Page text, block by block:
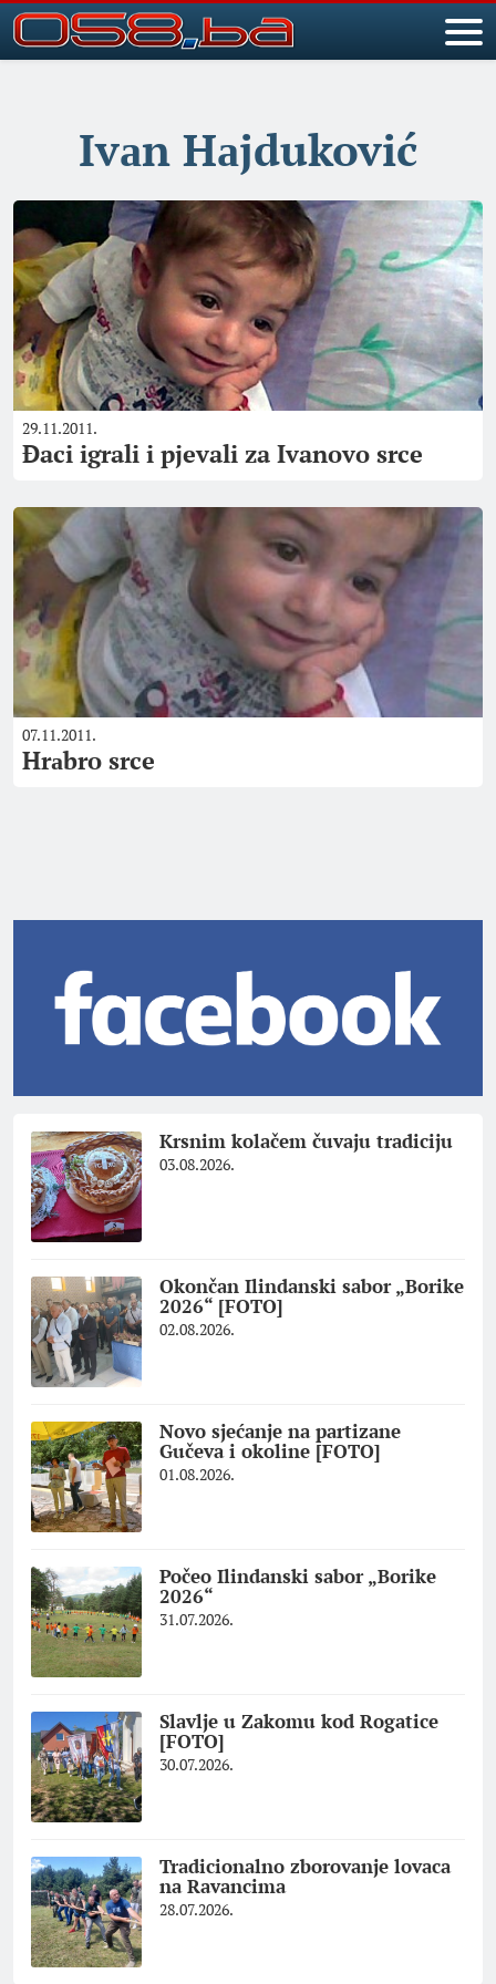
Ivаn Hаjduković
29.11.2011.
Đaci igrali i pjevali za Ivanovo srce
07.11.2011.
Hrаbro srce
Krsnim kolačem čuvaju tradiciju
03.08.2026.
Okončan Ilindanski sabor „Borike
2026“ [FOTO]
02.08.2026.
Novo sjećanje na partizane
Gučeva i okoline [FOTO]
01.08.2026.
Počeo Ilindanski sabor „Borike
2026“
31.07.2026.
Slavlje u Zakomu kod Rogatice
[FOTO]
30.07.2026.
Tradicionalno zborovanje lovaca
na Ravancima
28.07.2026.